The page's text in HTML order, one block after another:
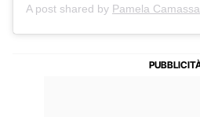
A post shared by Pamela Camassa